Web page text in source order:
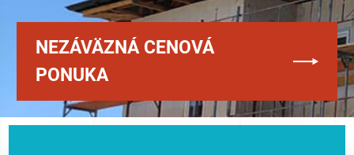
NEZÁVÄZNÁ CENOVÁ
PONUKA